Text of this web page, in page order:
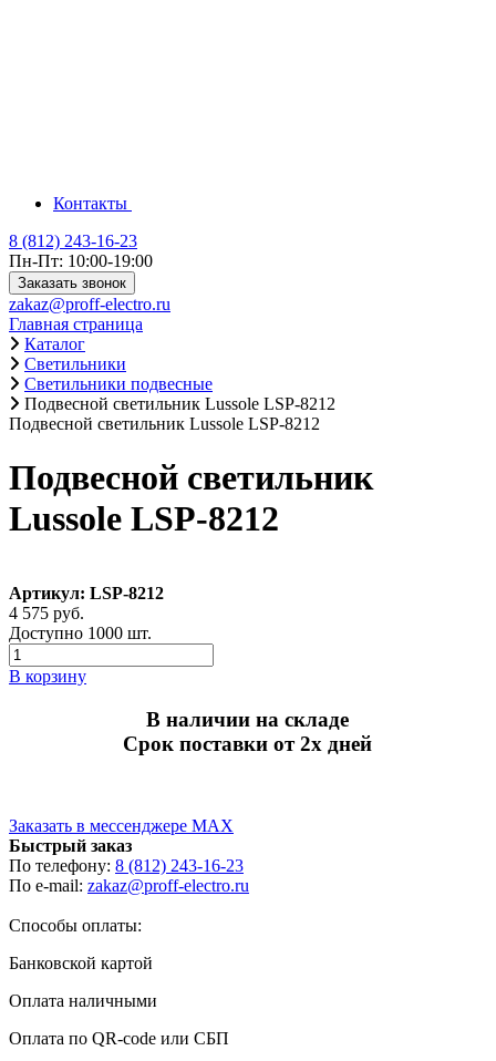
Контакты
8 (812) 243-16-23
Пн-Пт: 10:00-19:00
Заказать звонок
zakaz@proff-electro.ru
Главная страница
Каталог
Светильники
Светильники подвесные
Подвесной светильник Lussole LSP-8212
Подвесной светильник Lussole LSP-8212
Подвесной светильник
Lussole LSP-8212
Артикул: LSP-8212
4 575 руб.
Доступно 1000 шт.
В корзину
В наличии на складе
Срок поставки от 2х дней
Заказать в мессенджере MAX
Быстрый заказ
По телефону: 8 (812) 243-16-23
По e-mail: zakaz@proff-electro.ru
Способы оплаты:
Банковской картой
Оплата наличными
Оплата по QR-code или СБП